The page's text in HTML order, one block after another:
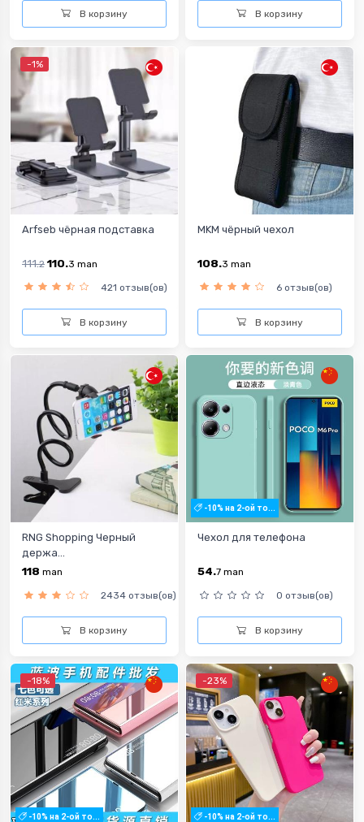
В корзину В корзину
-1%
Arfseb чёрная подставка
111.2 110.3 man
421 отзыв(ов)
В корзину
MKM чёрный чехол
108.3 man
6 отзыв(ов)
В корзину
RNG Shopping Черный
держа...
118 man
2434 отзыв(ов)
В корзину
-10% на 2-ой то...
Чехол для телефона
54.7 man
0 отзыв(ов)
В корзину
-18%
-10% на 2-ой то...
-23%
-10% на 2-ой то...